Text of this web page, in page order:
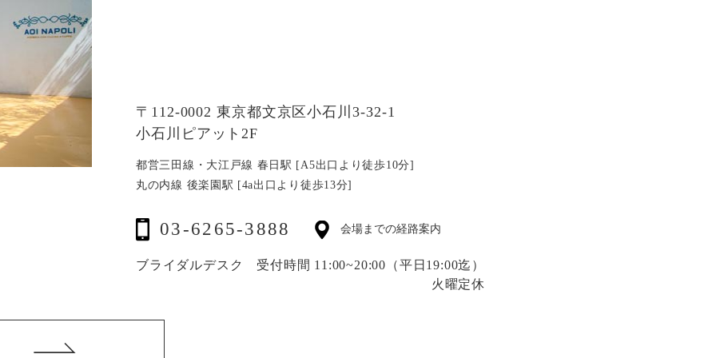
〒112-0002 東京都文京区小石川3-32-1
小石川ピアット2F
都営三田線・大江戸線 春日駅 [A5出口より徒歩10分]
丸の内線 後楽園駅 [4a出口より徒歩13分]
会場までの経路案内
03-6265-3888
ブライダルデスク 受付時間 11:00~20:00 （平日19:00迄）
火曜定休